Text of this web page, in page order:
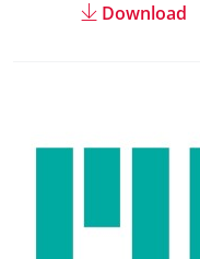
Download